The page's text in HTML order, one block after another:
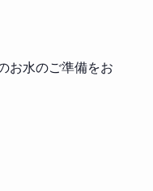
お水のご準備をお